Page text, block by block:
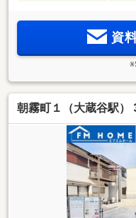
資
朝霧町１（大蔵谷駅）